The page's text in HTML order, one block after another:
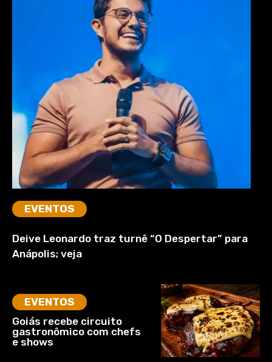
EVENTOS
Deive Leonardo traz turnê “O Despertar” para
Anápolis; veja
EVENTOS
Goiás recebe circuito
gastronômico com chefs
e shows